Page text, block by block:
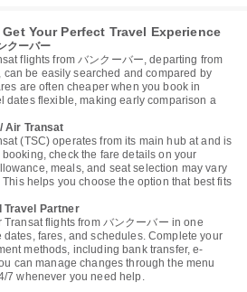
Your Perfect Travel Experience
クーバー
flights from バンクーバー, departing from
can be easily searched and compared by
are often cheaper when you book in
dates flexible, making early comparison a
Air Transat
(TSC) operates from its main hub at and is
check the fare details on your
meals, and seat selection may vary
helps you choose the option that best fits
Travel Partner
Transat flights from バンクーバー in one
fares, and schedules. Complete your
methods, including bank transfer, e-
can manage changes through the menu
7 whenever you need help.